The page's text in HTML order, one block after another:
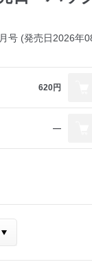
号 (発売日2026年
620円
―